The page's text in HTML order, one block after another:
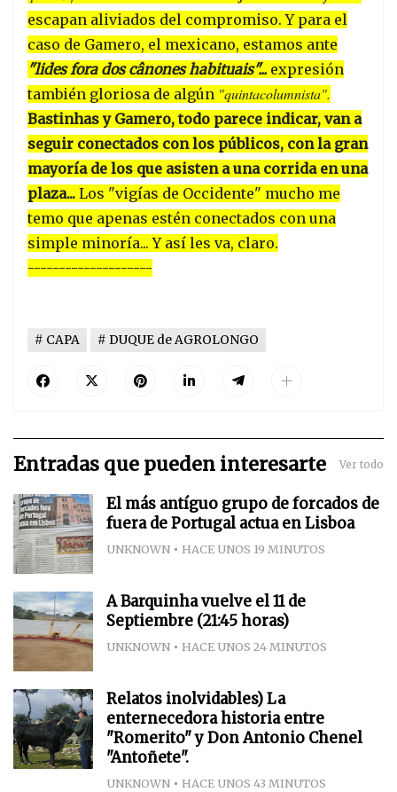
escapan aliviados del compromiso. Y para el
caso de Gamero, el mexicano, estamos ante
"lides fora dos cânones habituais"... expresión
también gloriosa de algún "quintacolumnista".
Bastinhas y Gamero, todo parece indicar, van a
seguir conectados con los públicos, con la gran
mayoría de los que asisten a una corrida en una
plaza... Los "vigías de Occidente" mucho me
temo que apenas estén conectados con una
simple minoría... Y así les va, claro.
--------------------
CAPA DUQUE de AGROLONGO
Entradas que pueden interesarte Ver todo
El más antíguo grupo de forcados de
fuera de Portugal actua en Lisboa
UNKNOWN HACE UNOS 19 MINUTOS
A Barquinha vuelve el 11 de
Septiembre (21:45 horas)
UNKNOWN HACE UNOS 24 MINUTOS
Relatos inolvidables) La
enternecedora historia entre
"Romerito" y Don Antonio Chenel
"Antoñete".
UNKNOWN HACE UNOS 43 MINUTOS